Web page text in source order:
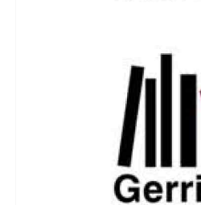
ESKAERAK WHASAP
Denda barrutik